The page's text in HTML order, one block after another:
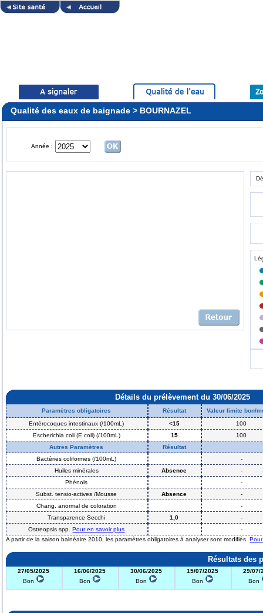
Qualité des eaux de baignade > BOURNAZEL
Année :
Détails du prélèvement du 30/06/2025
Paramètres obligatoires Résultat
Valeur limite bon/
Entérocoques intestinaux (/100mL)
<15
100
Escherichia coli (E.coli) (/100mL)
15
100
Autres Paramètres
Résultat
Bactéries coliformes (/100mL)
-
Huiles minérales
Absence
-
Phénols
-
Subst. tensio-actives /Mousse
Absence
-
Chang. anormal de coloration
-
Transparence Secchi
1,0
-
Ostreopsis spp.Pour en savoir plus
-
A partir de la saison balnéaire 2010, les paramètres obligatoires à analyser sont modifiés.
Résultats des
27/05/2025
Bon
16/06/2025
Bon
30/06/2025
Bon
15/07/2025
Bon
29/07/
Bon